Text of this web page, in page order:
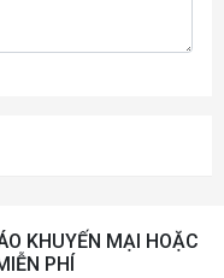
KHUYẾN MẠI HOẶC
PHÍ